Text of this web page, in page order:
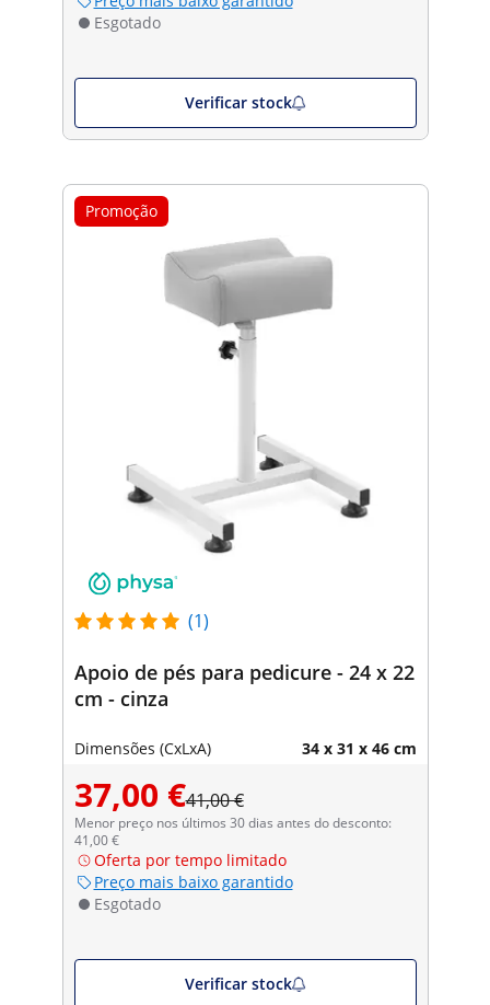
Esgotado
Verificar stock
Promoção
(1)
Apoio de pés para pedicure - 24 x 22
cm - cinza
Dimensões (CxLxA) 34 x 31 x 46 cm
37,00 €41,00 €
Menor preço nos últimos 30 dias antes do desconto:
41,00 €
Oferta por tempo limitado
Preço mais baixo garantido
Esgotado
Verificar stock